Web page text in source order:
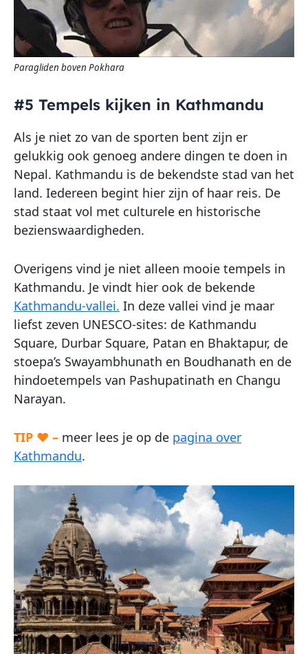
Paragliden boven Pokhara
#5 Tempels kijken in Kathmandu
Als je niet zo van de sporten bent zijn er
gelukkig ook genoeg andere dingen te doen in
Nepal. Kathmandu is de bekendste stad van het
land. Iedereen begint hier zijn of haar reis. De
stad staat vol met culturele en historische
bezienswaardigheden.
Overigens vind je niet alleen mooie tempels in
Kathmandu. Je vindt hier ook de bekende
Kathmandu-vallei. In deze vallei vind je maar
liefst zeven UNESCO-sites: de Kathmandu
Square, Durbar Square, Patan en Bhaktapur, de
stoepa’s Swayambhunath en Boudhanath en de
hindoetempels van Pashupatinath en Changu
Narayan.
TIP ♥ – meer lees je op de pagina over
Kathmandu.